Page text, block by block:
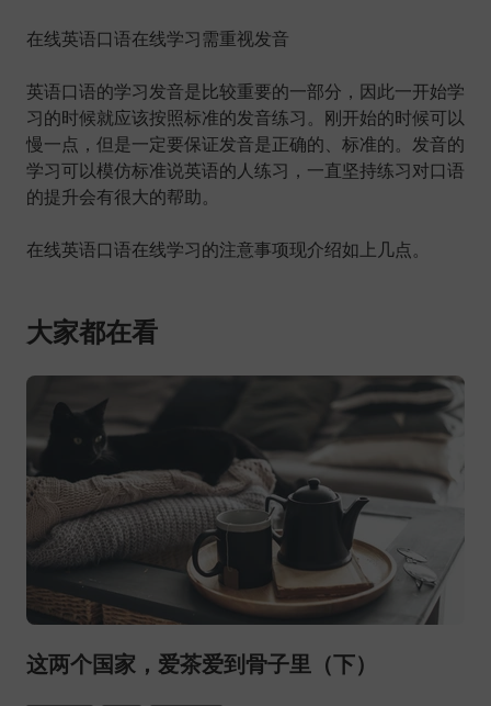
在线英语口语在线学习需重视发音
英语口语的学习发音是比较重要的一部分，因此一开始学
习的时候就应该按照标准的发音练习。刚开始的时候可以
慢一点，但是一定要保证发音是正确的、标准的。发音的
学习可以模仿标准说英语的人练习，一直坚持练习对口语
的提升会有很大的帮助。
在线英语口语在线学习的注意事项现介绍如上几点。
这两个国家，爱茶爱到骨子里（下）